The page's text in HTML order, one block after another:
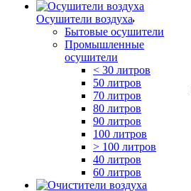
Осушители воздуха
Бытовые осушители
Промышленные
осушители
< 30 литров
50 литров
70 литров
80 литров
90 литров
100 литров
> 100 литров
40 литров
60 литров